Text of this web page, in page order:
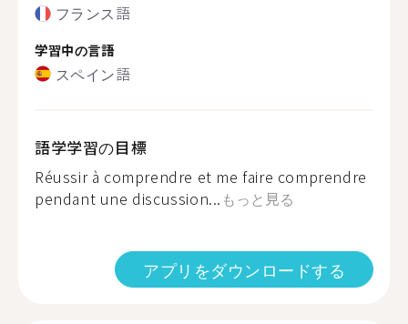
フランス語
学習中の言語
スペイン語
語学学習の目標
Réussir à comprendre et me faire comprendre
pendant une discussion... もっと見る
アプリをダウンロードする